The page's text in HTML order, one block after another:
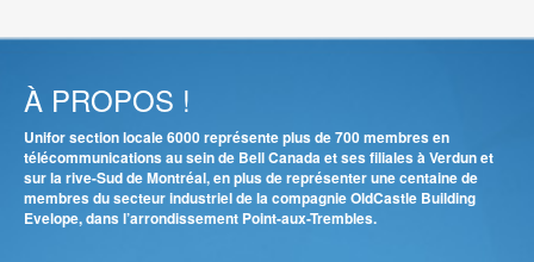
À PROPOS !
Unifor section locale 6000 représente plus de 700 membres en
télécommunications au sein de Bell Canada et ses filiales à Verdun et
sur la rive-Sud de Montréal, en plus de représenter une centaine de
membres du secteur industriel de la compagnie OldCastle Building
Evelope, dans l’arrondissement Point-aux-Trembles.